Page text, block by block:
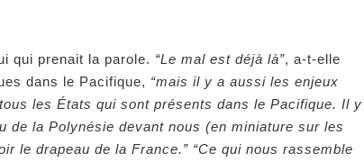
qui prenait la parole. “Le mal est déjà là”, a-t-elle
dans le Pacifique, “mais il y a aussi les enjeux
les États qui sont présents dans le Pacifique. Il y
de la Polynésie devant nous (en miniature sur les
le drapeau de la France.” “Ce qui nous rassemble